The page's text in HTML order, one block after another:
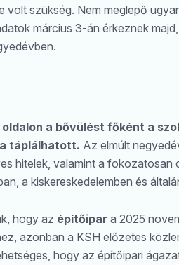
volt szükség. Nem meglepő
március 3-án érkeznek
a bővülést főként a
táplálhatott. Az elmúlt
hitelek, valamint a fokozatosan
a kiskereskedelemben és
hogy az építőipar a 2025
azonban a KSH előzetes
hogy az építőipari